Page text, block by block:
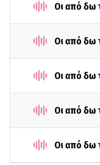
Οι από δω
Οι από δω
Οι από δω
Οι από δω
Οι από δω